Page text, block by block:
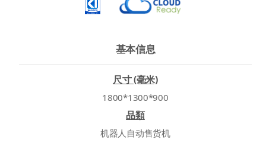
基本信息
尺寸 (毫米)
1800*1300*900
品類
机器人自动售货机